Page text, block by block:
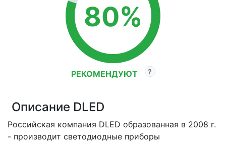
80%
РЕКОМЕНДУЮТ
Описание DLED
Российская компания DLED образованная в 2008 г.
- производит светодиодные приборы